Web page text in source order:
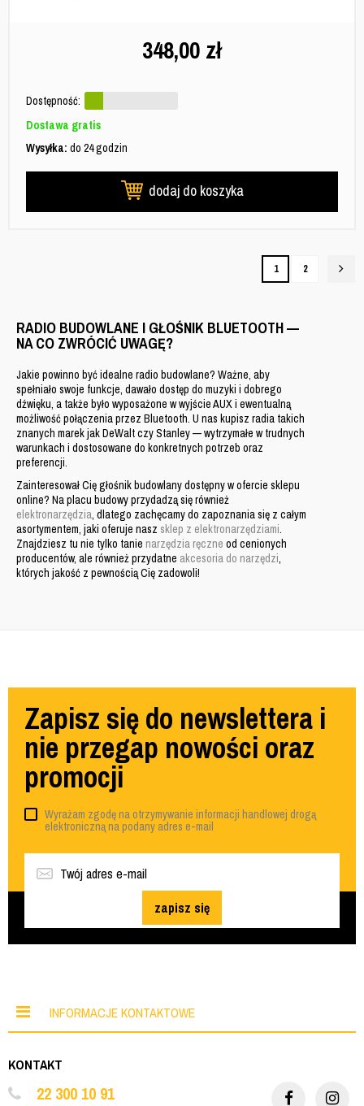
348,00 zł
Dostępność:
Dostawa gratis
Wysyłka: do 24 godzin
dodaj do koszyka
1 2
RADIO BUDOWLANE I GŁOŚNIK BLUETOOTH —
NA CO ZWRÓCIĆ UWAGĘ?
Jakie powinno być idealne radio budowlane? Ważne, aby
spełniało swoje funkcje, dawało dostęp do muzyki i dobrego
dźwięku, a także było wyposażone w wyjście AUX i ewentualną
możliwość połączenia przez Bluetooth. U nas kupisz radia takich
znanych marek jak DeWalt czy Stanley — wytrzymałe w trudnych
warunkach i dostosowane do konkretnych potrzeb oraz
preferencji.
Zainteresował Cię głośnik budowlany dostępny w ofercie sklepu
online? Na placu budowy przydadzą się również
elektronarzędzia, dlatego zachęcamy do zapoznania się z całym
asortymentem, jaki oferuje nasz sklep z elektronarzędziami.
Znajdziesz tu nie tylko tanie narzędzia ręczne od cenionych
producentów, ale również przydatne akcesoria do narzędzi,
których jakość z pewnością Cię zadowoli!
Zapisz się do newslettera i
nie przegap nowości oraz
promocji
Wyrażam zgodę na otrzymywanie informacji handlowej drogą
elektroniczną na podany adres e-mail
zapisz się
INFORMACJE KONTAKTOWE
KONTAKT
22 300 10 91